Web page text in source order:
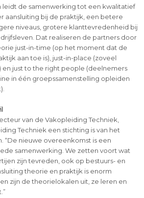
leidt de samenwerking tot een kwalitatief
aansluiting bij de praktijk, een betere
niveaus, grotere klanttevredenheid bij
Dat realiseren de partners door
just-in-time (op het moment dat de
aan toe is), just-in-place (zoveel
en just to the right people (deelnemers
in één groepssamenstelling opleiden
van de Vakopleiding Techniek,
Techniek een stichting is van het
“De nieuwe overeenkomst is een
samenwerking. We zetten voort wat
zijn tevreden, ook op bestuurs- en
theorie en praktijk is enorm
zijn de theorielokalen uit, ze leren en